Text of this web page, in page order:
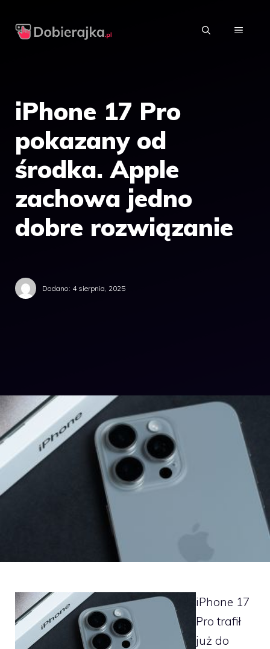
MENU
iPhone 17 Pro
pokazany od
środka. Apple
zachowa jedno
dobre rozwiązanie
Dodano: 4 sierpnia, 2025
iPhone 17
Pro trafił
już do